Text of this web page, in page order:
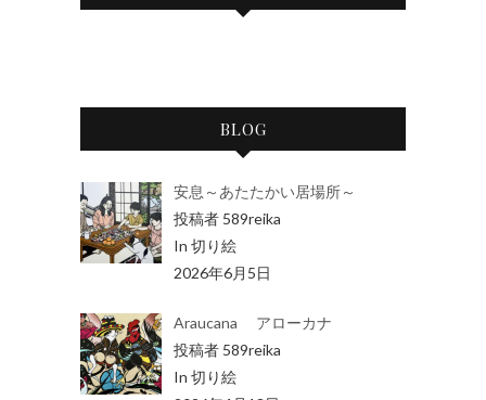
BLOG
安息～あたたかい居場所～
投稿者 589reika
In 切り絵
2026年6月5日
Araucana アローカナ
投稿者 589reika
In 切り絵